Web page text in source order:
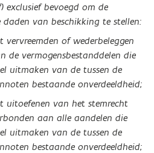
exclusief bevoegd om de
daden van beschikking te stellen:
vervreemden of wederbeleggen
de vermogensbestanddelen die
uitmaken van de tussen de
bestaande onverdeeldheid;
uitoefenen van het stemrecht
aan alle aandelen die
uitmaken van de tussen de
bestaande onverdeeldheid;